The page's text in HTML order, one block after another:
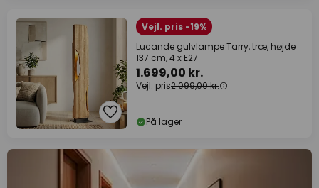
Vejl. pris -19%
Lucande gulvlampe Tarry, træ, højde
137 cm, 4 x E27
1.699,00 kr.
Vejl. pris2.099,00 kr.
På lager